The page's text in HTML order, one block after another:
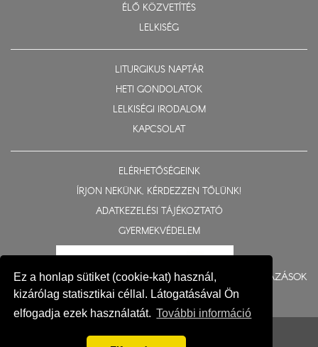
Ez a honlap sütiket (cookie-kat) használ,
kizárólag statisztikai céllal. Látogatásával Ön
elfogadja ezek használatát. További információ
ÉLŐ KÖZVETÍTÉS
LELKISÉG
LITURGIKUS NAPTÁR
HETI GONDOLATOK
LELKISÉGI IRODALOM
KAPCSOLAT
ELÉRHETŐSÉGEINK
ÍRJON NEKÜNK, KÉRDEZZEN TŐLÜNK!
ADATKEZELÉSI TÁJÉKOZTATÓ
GYERMEKVÉDELEM
BERUHÁZÁSOK